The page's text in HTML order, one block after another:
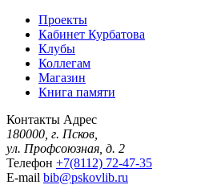
Проекты
Кабинет Курбатова
Клубы
Коллегам
Магазин
Книга памяти
Контакты Адрес
180000, г. Псков,
ул. Профсоюзная, д. 2
Телефон +7(8112) 72-47-35
E-mail bib@pskovlib.ru